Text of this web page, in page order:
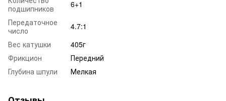
подшипников
6+1
Передаточное
число
4.7:1
Вес катушки
405г
Фрикцион
Передний
Глубина шпули
Мелкая